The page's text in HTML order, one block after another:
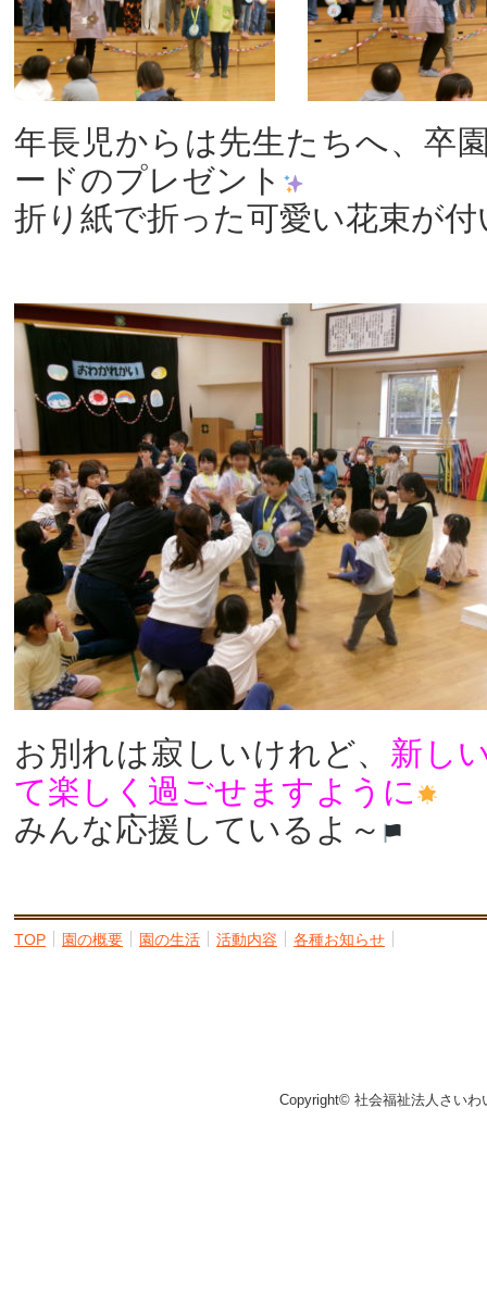
年長児からは先生たちへ、卒
ードのプレゼント
折り紙で折った可愛い花束が
お別れは寂しいけれど、 新し
て楽しく過ごせますように
みんな応援しているよ～
TOP 園の概要 園の生活 活動内容 各種お知らせ
Copyright© 社会福祉法人さい